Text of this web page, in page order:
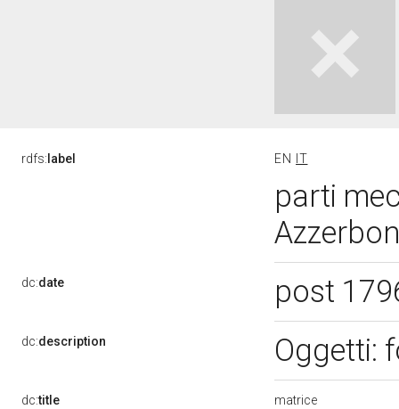
rdfs: label EN IT
parti
dc:date post
dc:description Oggetti:
dc:title matrice